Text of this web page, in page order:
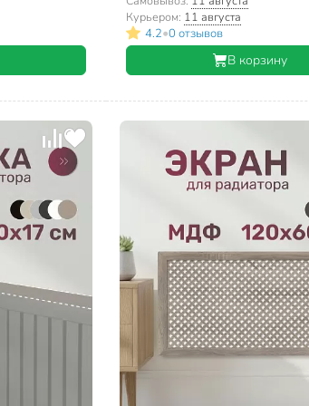
Курьером: 11 августа
4.2•0 отзывов
В корзину